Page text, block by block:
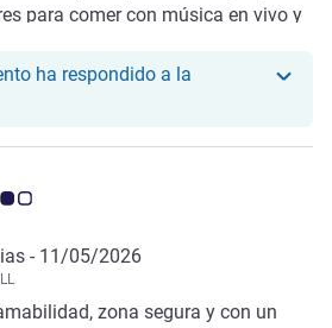
para comer con música en vivo y
ha respondido a la
de Avis 4.0/5
- 11/05/2026
zona segura y con un